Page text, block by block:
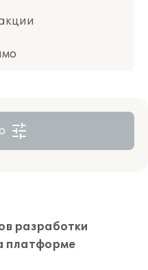
разработки
платформе